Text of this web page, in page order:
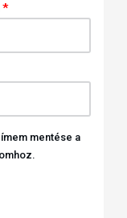
*
mentése a